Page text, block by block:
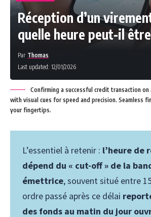
Réception d’un
quelle heure peut-il
Last updated: 12/01/2026
Par Thomas
Confirming a successful credit transaction on
with visual cues for speed and precision. Seamless
your fingertips.
L’essentiel à retenir : l’heure de
dépend du « cut-off » de la
émettrice, souvent situé entre
ordre passé après ce délai
des fonds au matin du jour